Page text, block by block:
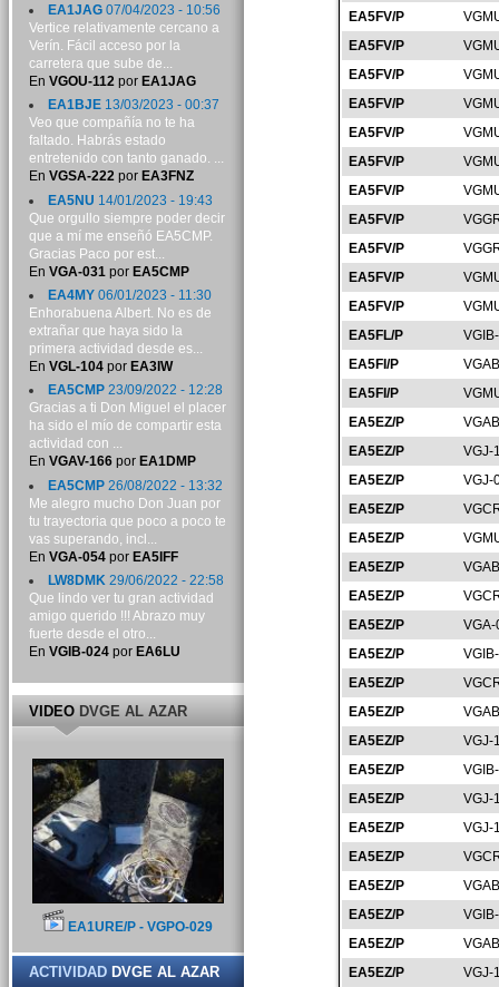
EA5FV/P
EA5FV/P
EA5FV/P
EA5FV/P
EA5FV/P
EA5FV/P
EA5FV/P
EA5FV/P
EA5FV/P
EA5FV/P
EA5FV/P
EA5FL/P
EA5FI/P
EA5FI/P
EA5EZ/P
EA5EZ/P
VGJ-
EA5EZ/P
VGJ-
EA5EZ/P
EA5EZ/P
EA5EZ/P
EA5EZ/P
EA5EZ/P
EA5EZ/P
EA5EZ/P
EA5EZ/P
EA5EZ/P
VGJ-
EA5EZ/P
EA5EZ/P
VGJ-
EA5EZ/P
VGJ-
EA5EZ/P
EA5EZ/P
EA5EZ/P
EA5EZ/P
EA5EZ/P
VGJ-
EA1JAG07/04/2023 - 10:56
Vertice relativamente cercano a
Verín. Fácil acceso por la
carretera que sube de...
En VGOU-112por EA1JAG
EA1BJE13/03/2023 - 00:37
Veo que compañía no te ha
faltado. Habrás estado
entretenido con tanto ganado. ...
En VGSA-222por EA3FNZ
EA5NU 14/01/2023 - 19:43
Que orgullo siempre poder decir
que a mí me enseñó EA5CMP.
Gracias Paco por est...
En VGA-031 por EA5CMP
EA4MY06/01/2023 - 11:30
Enhorabuena Albert. No es de
extrañar que haya sido la
primera actividad desde es...
En VGL-104por EA3IW
EA5CMP23/09/2022 - 12:28
Gracias a ti Don Miguel el placer
ha sido el mío de compartir esta
actividad con ...
En VGAV-166por EA1DMP
EA5CMP26/08/2022 - 13:32
Me alegro mucho Don Juan por
tu trayectoria que poco a poco te
vas superando, incl...
En VGA-054por EA5IFF
LW8DMK29/06/2022 - 22:58
Que lindo ver tu gran actividad
amigo querido !!! Abrazo muy
fuerte desde el otro...
En VGIB-024por EA6LU
VIDEODVGE AL AZAR
EA1URE/P - VGPO-029
ACTIVIDADDVGE AL AZAR